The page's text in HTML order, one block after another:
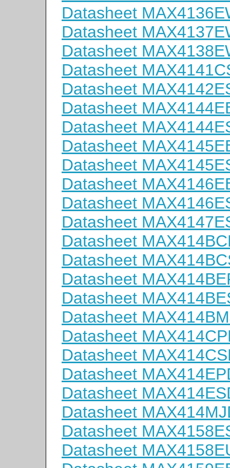
Datasheet
Datasheet
Datasheet
Datasheet
Datasheet
Datasheet
Datasheet
Datasheet
Datasheet
Datasheet
Datasheet
Datasheet
Datasheet
Datasheet
Datasheet
Datasheet
Datasheet
Datasheet
Datasheet
Datasheet
Datasheet
Datasheet
Datasheet
Datasheet